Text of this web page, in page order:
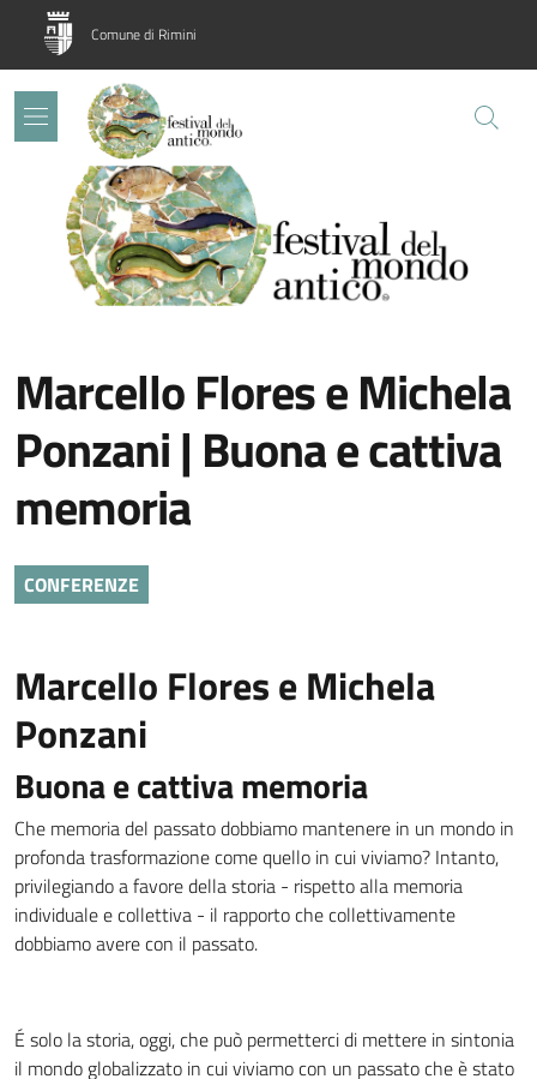
Salta al contenuto principale
Skip to footer content
Comune di Rimini
Marcello Flores e Michela
Ponzani | Buona e cattiva
memoria
CONFERENZE
Marcello Flores e Michela
Ponzani
Buona e cattiva memoria
Che memoria del passato dobbiamo mantenere in un mondo in
profonda trasformazione come quello in cui viviamo? Intanto,
privilegiando a favore della storia - rispetto alla memoria
individuale e collettiva - il rapporto che collettivamente
dobbiamo avere con il passato.
É solo la storia, oggi, che può permetterci di mettere in sintonia
il mondo globalizzato in cui viviamo con un passato che è stato